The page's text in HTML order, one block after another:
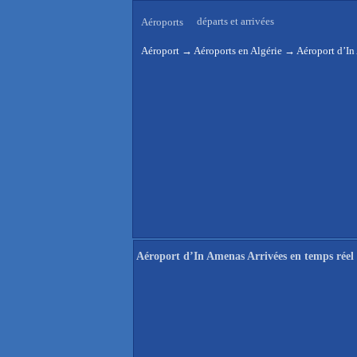
Aéroports départs et arrivées
Aéroport → Aéroports en Algérie → Aéroport d’In
Aéroport d’In Amenas Arrivées en temps réel